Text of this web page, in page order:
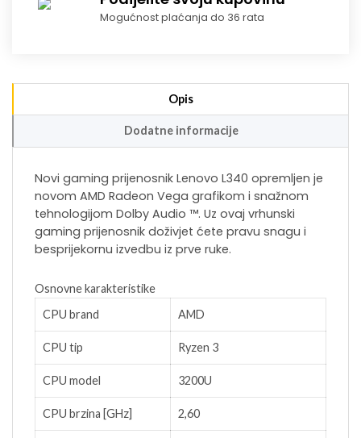
Mogućnost plaćanja do 36 rata
Opis
Dodatne informacije
Novi gaming prijenosnik Lenovo L340 opremljen je
novom AMD Radeon Vega grafikom i snažnom
tehnologijom Dolby Audio ™. Uz ovaj vrhunski
gaming prijenosnik doživjet ćete pravu snagu i
besprijekornu izvedbu iz prve ruke.
Osnovne karakteristike
CPU brand
AMD
CPU tip Ryzen 3
CPU model 3200U
CPU brzina [GHz] 2,60